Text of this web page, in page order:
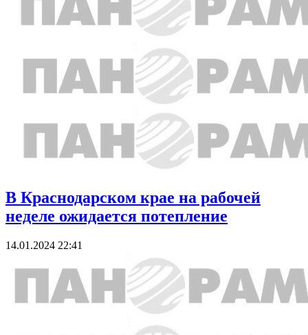
В Краснодарском крае на рабочей
неделе ожидается потепление
14.01.2024 22:41